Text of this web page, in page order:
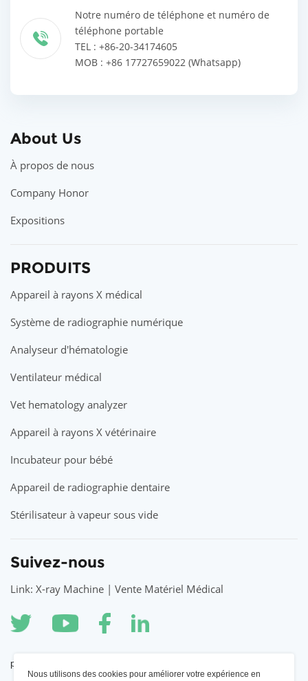
Nous utilisons des cookies pour améliorer votre expérience en
Notre numéro de téléphone et numéro de
téléphone portable
TEL : +86-20-34174605
MOB : +86 17727659022 (Whatsapp)
About Us
À propos de nous
Company Honor
Expositions
PRODUITS
Appareil à rayons X médical
Système de radiographie numérique
Analyseur d'hématologie
Ventilateur médical
Vet hematology analyzer
Appareil à rayons X vétérinaire
Incubateur pour bébé
Appareil de radiographie dentaire
Stérilisateur à vapeur sous vide
Suivez-nous
Link: X-ray Machine | Vente Matériel Médical
partenaire